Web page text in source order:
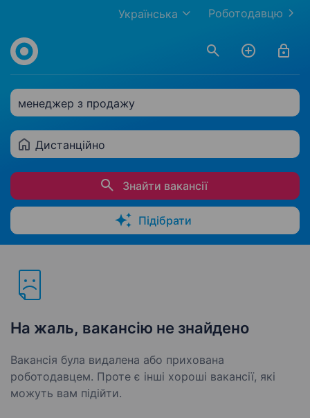
Роботодавцю
Українська
менеджер з продажу
Дистанційно
Знайти вакансії
Підібрати
На жаль, вакансію не знайдено
Вакансія була видалена або прихована
роботодавцем. Проте є інші хороші вакансії, які
можуть вам підійти.